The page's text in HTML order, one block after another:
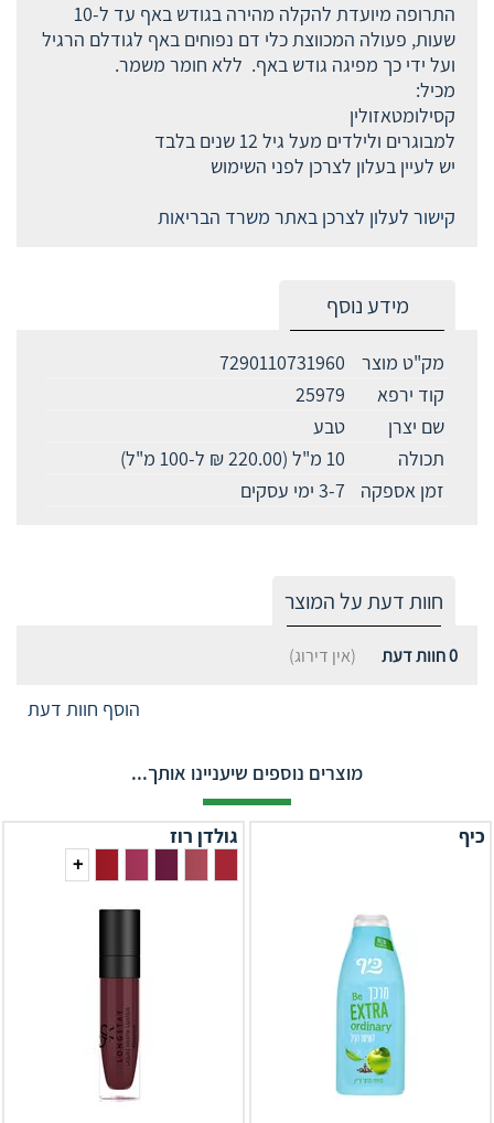
התרופה מיועדת להקלה מהירה בגודש באף עד ל-10
שעות, פעולה המכווצת כלי דם נפוחים באף לגודלם הרגיל
ועל ידי כך מפיגה גודש באף. ללא חומר משמר.
מכיל:
קסילומטאזולין
למבוגרים ולילדים מעל גיל 12 שנים בלבד
יש לעיין בעלון לצרכן לפני השימוש
קישור לעלון לצרכן באתר משרד הבריאות
מידע נוסף
מק"ט מוצר
7290110731960
קוד ירפא
25979
שם יצרן
טבע
תכולה
10 מ"ל (220.00 ₪ ל-100 מ"ל)
זמן אספקה
3-7 ימי עסקים
חוות דעת על המוצר
0חוות דעת (אין דירוג)
הוסף חוות דעת
מוצרים נוספים שיעניינו אותך...
כיף
גולדן רוז
+